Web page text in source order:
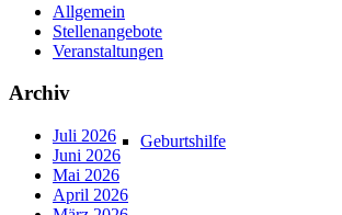
Geburtshilfe
Allgemein
Stellenangebote
Veranstaltungen
Archiv
Juli 2026
Juni 2026
Mai 2026
April 2026